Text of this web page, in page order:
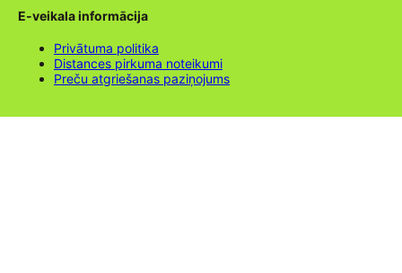
E-veikala informācija
Privātuma politika
Distances pirkuma noteikumi
Preču atgriešanas paziņojums